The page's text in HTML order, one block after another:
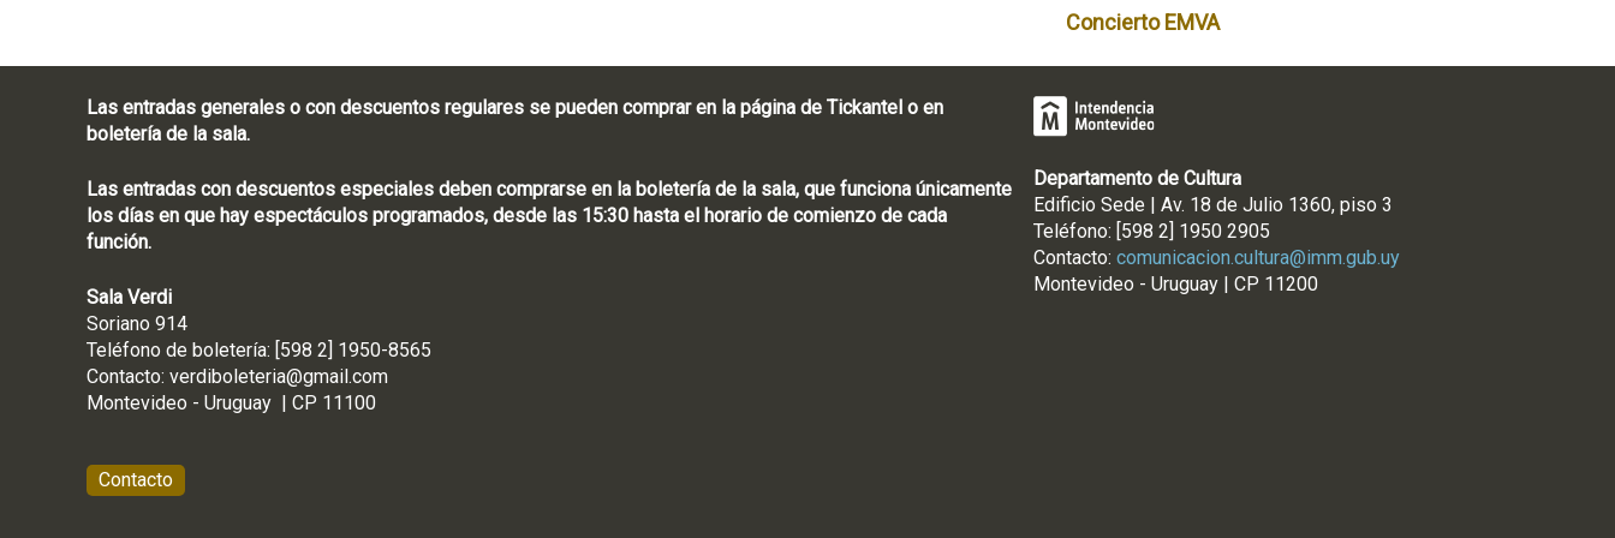
Concierto EMVA
Las entradas generales o con descuentos regulares se pueden comprar en la página de Tickantel o en
boletería de la sala.
Las entradas con descuentos especiales deben comprarse en la boletería de la sala, que funciona únicamente
los días en que hay espectáculos programados, desde las 15:30 hasta el horario de comienzo de cada
función.
Sala Verdi
Soriano 914
Teléfono de boletería: [598 2] 1950-8565
Contacto: verdiboleteria@gmail.com
Montevideo - Uruguay | CP 11100
Contacto
Departamento de Cultura
Edificio Sede | Av. 18 de Julio 1360, piso 3
Teléfono: [598 2] 1950 2905
Contacto: comunicacion.cultura@imm.gub.uy
Montevideo - Uruguay | CP 11200